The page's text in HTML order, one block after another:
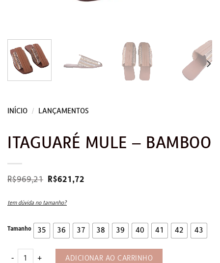
INÍCIO / LANÇAMENTOS
ITAGUARÉ MULE – BAMBOO
R$969,21
O
era:
R$621,72
tem dúvida no tamanho?
Tamanho 35 36 37 38 39 40 41 42 43
ADICIONAR AO CARRINHO